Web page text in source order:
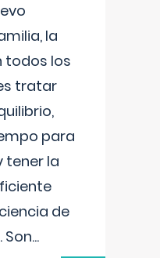
la
todos los
tratar
para
tener la
de
...